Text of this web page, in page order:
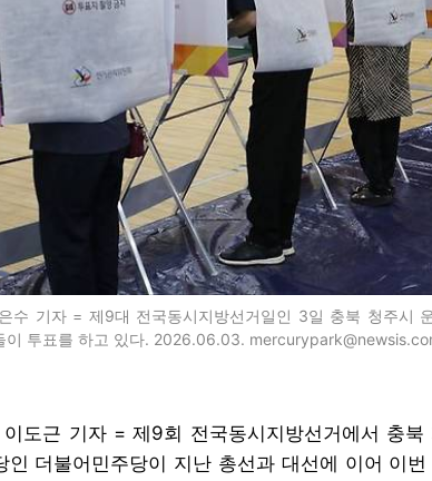
수 기자 = 제9대 전국동시지방선거일인 3일 충북 청주시
이 투표를 하고 있다. 2026.06.03.
도근 기자 = 제9회 전국동시지방선거에서 충북
인 더불어민주당이 지난 총선과 대선에 이어 이번